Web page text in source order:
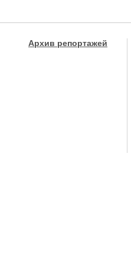
Архив репортажей